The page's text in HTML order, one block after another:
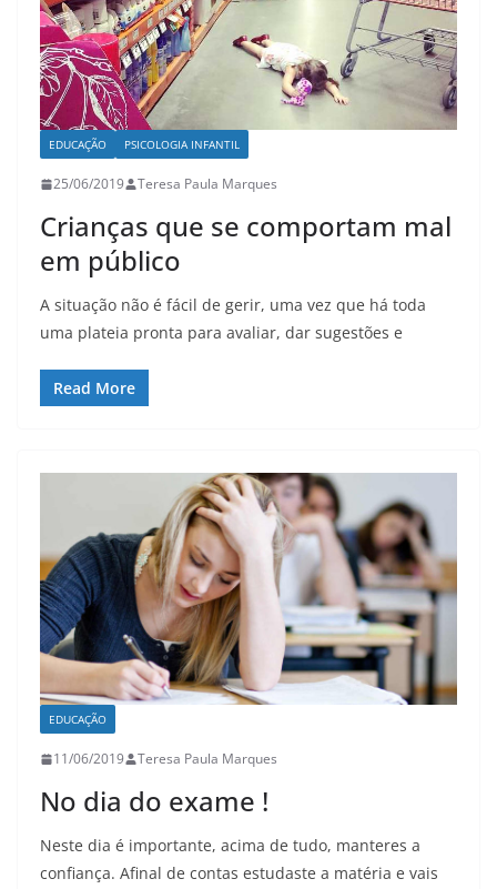
EDUCAÇÃO PSICOLOGIA INFANTIL
25/06/2019 Teresa Paula Marques
Crianças que se comportam mal
em público
A situação não é fácil de gerir, uma vez que há toda
uma plateia pronta para avaliar, dar sugestões e
Read More
EDUCAÇÃO
11/06/2019 Teresa Paula Marques
No dia do exame !
Neste dia é importante, acima de tudo, manteres a
confiança. Afinal de contas estudaste a matéria e vais